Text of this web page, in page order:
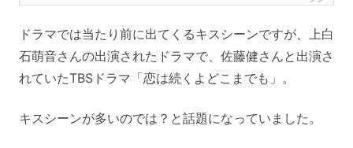
ドラマでは当たり前に出てくるキスシーンですが、上白
石萌音さんの出演されたドラマで、佐藤健さんと出演さ
れていたTBSドラマ「恋は続くよどこまでも」。
キスシーンが多いのでは？と話題になっていました。